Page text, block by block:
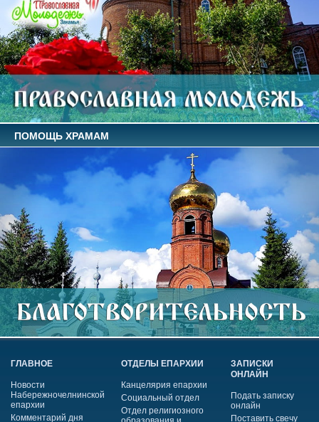
ПОМОЩЬ ХРАМАМ
ГЛАВНОЕ
Новости
Набережночелнинской
епархии
Комментарий дня
ОТДЕЛЫ ЕПАРХИИ
Канцелярия епархии
Социальный отдел
Отдел религиозного
ЗАПИСКИ
ОНЛАЙН
Подать записку
онлайн
Поставить свечу